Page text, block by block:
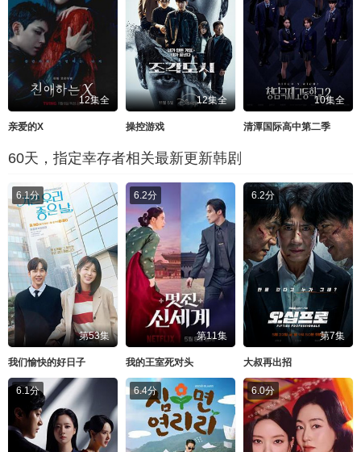
12集全
亲爱的X
12集全
操控游戏
10集全
清潭国际高中第二季
60天，指定幸存者相关最新更新韩剧
6.1分
第53集
我们愉快的好日子
6.2分
第11集
我的王室死对头
6.2分
第7集
大叔再出招
6.1分 6.4分 6.0分